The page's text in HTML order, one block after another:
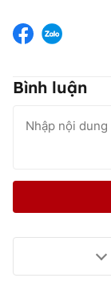
Bình luận